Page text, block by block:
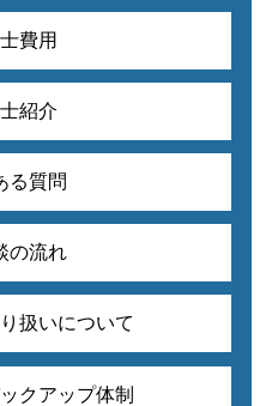
費用
紹介
る質問
の流れ
扱いについて
クアップ体制